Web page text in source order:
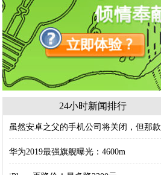
24小时新闻排行
虽然安卓之父的手机公司将关闭，但那款
华为2019最强旗舰曝光：4600m